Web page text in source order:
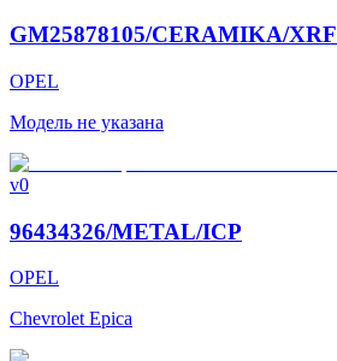
GM25878105/CERAMIKA/XRF
OPEL
Модель не указана
v0
96434326/METAL/ICP
OPEL
Chevrolet Epica